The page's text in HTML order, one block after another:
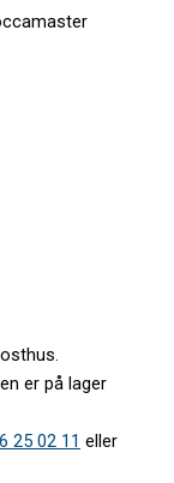
er på lager
25 02 11 eller